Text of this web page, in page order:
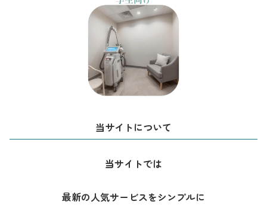
当サイトについて
当サイトでは
最新の人気サービスをシンプルに